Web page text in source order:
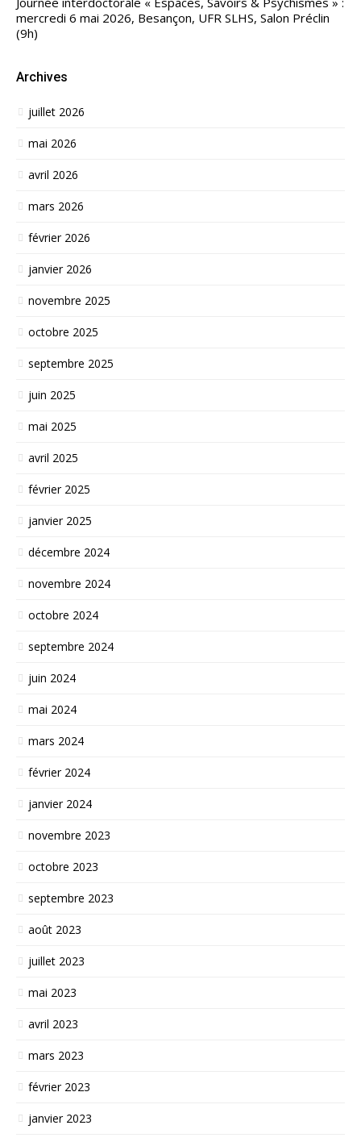
mercredi 6 mai 2026, Besançon, UFR SLHS, Salon Préclin
(9h)
Archives
juillet 2026
mai 2026
avril 2026
mars 2026
février 2026
janvier 2026
novembre 2025
octobre 2025
septembre 2025
juin 2025
mai 2025
avril 2025
février 2025
janvier 2025
décembre 2024
novembre 2024
octobre 2024
septembre 2024
juin 2024
mai 2024
mars 2024
février 2024
janvier 2024
novembre 2023
octobre 2023
septembre 2023
août 2023
juillet 2023
mai 2023
avril 2023
mars 2023
février 2023
janvier 2023